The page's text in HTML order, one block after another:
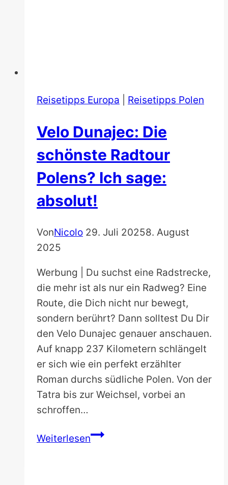
Reisetipps Europa Reisetipps Polen
Velo Dunajec: Die
schönste Radtour
Polens? Ich sage:
absolut!
VonNicolo 29. Juli 20258. August
2025
Werbung | Du suchst eine Radstrecke,
die mehr ist als nur ein Radweg? Eine
Route, die Dich nicht nur bewegt,
sondern berührt? Dann solltest Du Dir
den Velo Dunajec genauer anschauen.
Auf knapp 237 Kilometern schlängelt
er sich wie ein perfekt erzählter
Roman durchs südliche Polen. Von der
Tatra bis zur Weichsel, vorbei an
schroffen…
WeiterlesenVelo